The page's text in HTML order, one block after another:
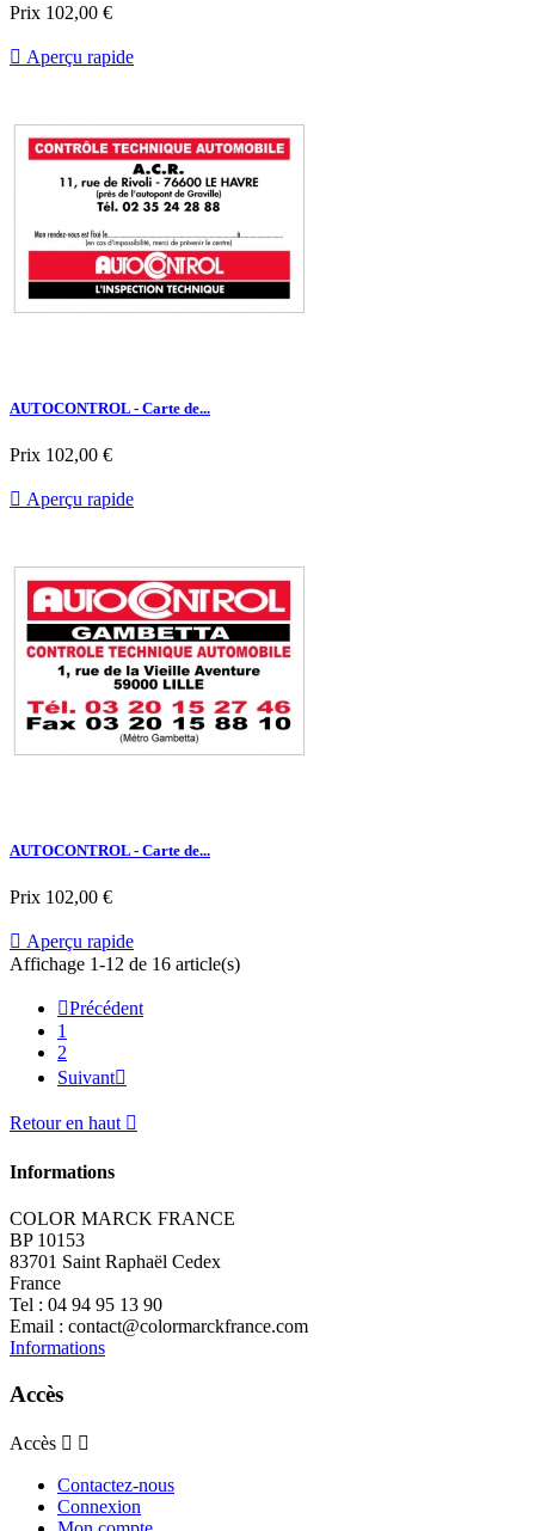
Prix 102,00 €
 Aperçu rapide
AUTOCONTROL - Carte de...
Prix 102,00 €
 Aperçu rapide
AUTOCONTROL - Carte de...
Prix 102,00 €
 Aperçu rapide
Affichage 1-12 de 16 article(s)
Précédent
1
2
Suivant
Retour en haut 
Informations
COLOR MARCK FRANCE
BP 10153
83701 Saint Raphaël Cedex
France
Tel : 04 94 95 13 90
Email : contact@colormarckfrance.com
Informations
Accès
Accès  
Contactez-nous
Connexion